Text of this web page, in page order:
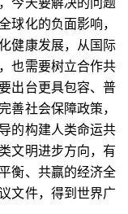
今天要解决的问题
球化的负面影响，
健康发展，从国际
也需要树立合作共
出台更具包容、普
善社会保障政策，
的构建人类命运共
文明进步方向，有
衡、共赢的经济全
文件，得到世界广